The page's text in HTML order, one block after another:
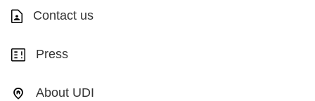
Contact us
Press
About UDI